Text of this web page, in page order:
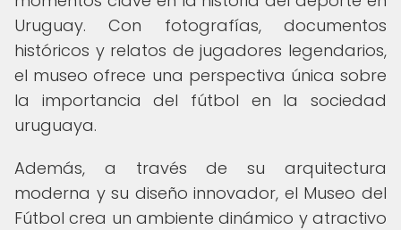
Uruguay. Con fotografías, documentos
históricos y relatos de jugadores legendarios,
el museo ofrece una perspectiva única sobre
la importancia del fútbol en la sociedad
uruguaya.
Además, a través de su arquitectura
moderna y su diseño innovador, el Museo del
Fútbol crea un ambiente dinámico y atractivo